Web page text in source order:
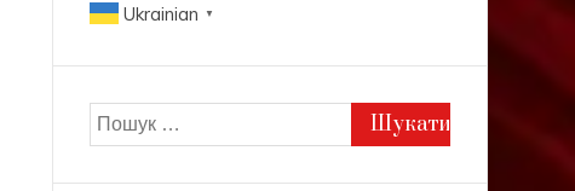
Ukrainian ▼
Пошук: